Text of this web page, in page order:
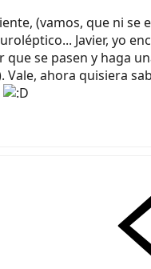
(vamos, que ni se
Javier, yo
que se pasen y haga
ahora quisiera